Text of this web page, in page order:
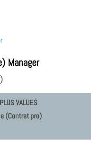
Manager
VALUES
(Contrat pro)